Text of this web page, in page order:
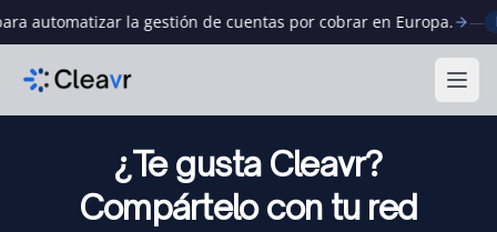
automatizar la gestión de cuentas por cobrar en Europa. —
¿Te gusta Cleavr?
Compártelo con tu red